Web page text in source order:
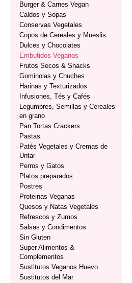
Burger & Carnes Vegan
Caldos y Sopas
Conservas Vegetales
Copos de Cereales y Mueslis
Dulces y Chocolates
Embutidos Veganos
Frutos Secos & Snacks
Gominolas y Chuches
Harinas y Texturizados
Infusiones, Tés y Cafés
Legumbres, Semillas y Cereales
en grano
Pan Tortas Crackers
Pastas
Patés Vegetales y Cremas de
Untar
Perros y Gatos
Platos preparados
Postres
Proteinas Veganas
Quesos y Natas Vegetales
Refrescos y Zumos
Salsas y Condimentos
Sin Gluten
Super Alimentos &
Complementos
Sustitutos Veganos Huevo
Sustitutos del Mar